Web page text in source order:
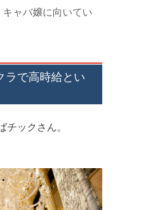
ャバ嬢に向いてい
ラで高時給とい
チックさん。